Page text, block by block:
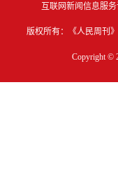
互联网新闻信息服务
版权所有：《人民周刊
Copyright ©